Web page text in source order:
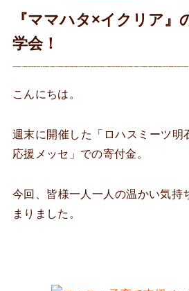
『ママハタ×イクリア』
学会！
こんにちは。
週末に開催した「ロハスミーツ明
応援メッセ」での寄付金。
今回、皆様一人一人の温かい気持
まりました。